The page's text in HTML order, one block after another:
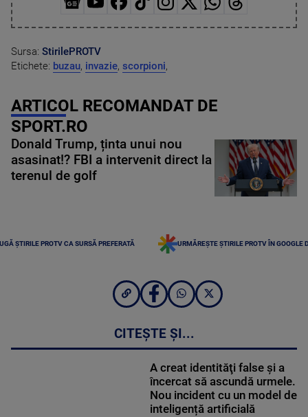
Sursa: StirilePROTV
Etichete: buzau, invazie, scorpioni,
ARTICOL RECOMANDAT DE
SPORT.RO
Donald Trump, ținta unui nou
asasinat!? FBI a intervenit direct la
terenul de golf
ȘTIRILE PROTV CA SURSĂ PREFERATĂ URMĂREȘTE ȘTIRILE PROTV ÎN GOOGLE
CITEȘTE ȘI...
A creat identităţi false şi a
încercat să ascundă urmele.
Nou incident cu un model de
inteligență artificială